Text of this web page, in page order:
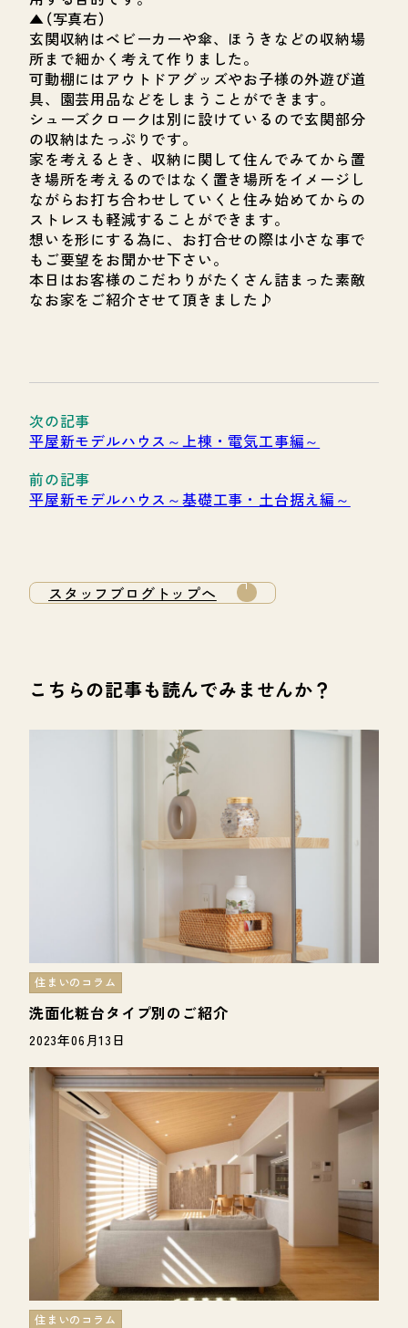
▲（写真右）
玄関収納はベビーカーや傘、ほうきなどの収納場
所まで細かく考えて作りました。
可動棚にはアウトドアグッズやお子様の外遊び道
具、園芸用品などをしまうことができます。
シューズクロークは別に設けているので玄関部分
の収納はたっぷりです。
家を考えるとき、収納に関して住んでみてから置
き場所を考えるのではなく置き場所をイメージし
ながらお打ち合わせしていくと住み始めてからの
ストレスも軽減することができます。
想いを形にする為に、お打合せの際は小さな事で
もご要望をお聞かせ下さい。
本日はお客様のこだわりがたくさん詰まった素敵
なお家をご紹介させて頂きました♪
平屋新モデルハウス～上棟・電気工事編～
平屋新モデルハウス～基礎工事・土台据え編～
スタッフブログトップへ
こちらの記事も読んでみませんか？
洗面化粧台タイプ別のご紹介
住まいのコラム
2023年06月13日
住まいのコラム